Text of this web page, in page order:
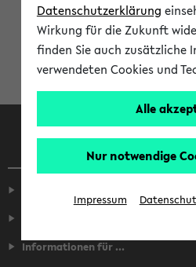
Informationen für ...
Datenschutzerklärung
Wirkung für die Zukunft
finden Sie auch zusätzliche
verwendeten Cookies und
Alle
Nur notwendige
Impressum